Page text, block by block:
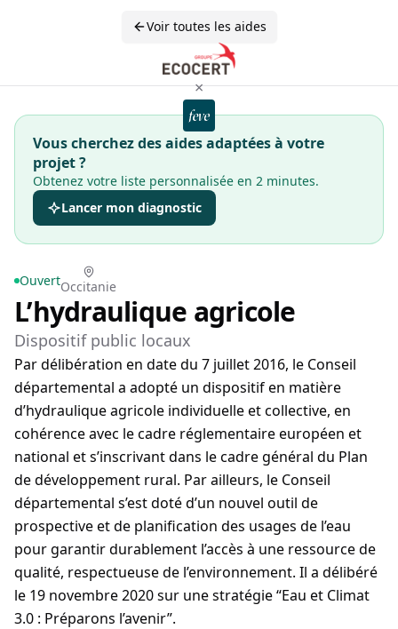
Voir toutes les aides
×
Vous cherchez des aides adaptées à votre
projet ?
Obtenez votre liste personnalisée en 2 minutes.
Lancer mon diagnostic
OuvertOccitanie
L’hydraulique agricole
Dispositif public locaux
Par délibération en date du 7 juillet 2016, le Conseil
départemental a adopté un dispositif en matière
d’hydraulique agricole individuelle et collective, en
cohérence avec le cadre réglementaire européen et
national et s’inscrivant dans le cadre général du Plan
de développement rural. Par ailleurs, le Conseil
départemental s’est doté d’un nouvel outil de
prospective et de planification des usages de l’eau
pour garantir durablement l’accès à une ressource de
qualité, respectueuse de l’environnement. Il a délibéré
le 19 novembre 2020 sur une stratégie “Eau et Climat
3.0 : Préparons l’avenir”.